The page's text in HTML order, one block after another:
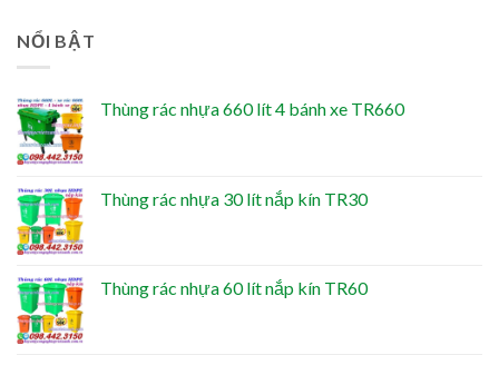
NỔI BẬT
Thùng rác nhựa 660 lít 4 bánh xe TR660
Thùng rác nhựa 30 lít nắp kín TR30
Thùng rác nhựa 60 lít nắp kín TR60